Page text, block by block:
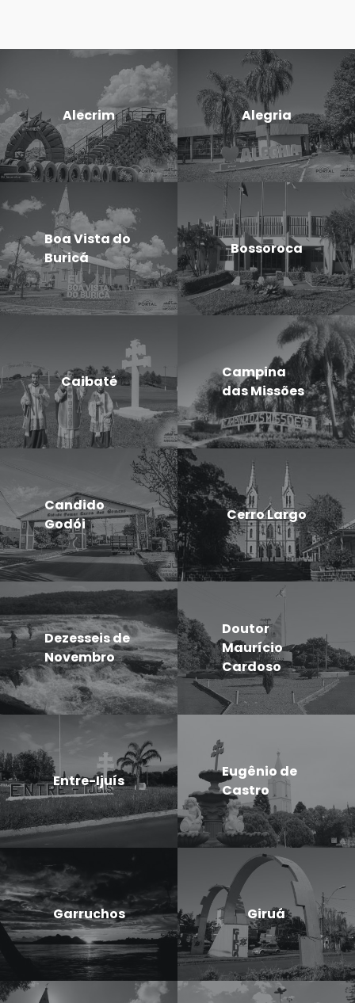
Alecrim Alegria
Boa Vista do
Buricá
Bossoroca
Caibaté
Campina
das Missões
Candido
Godói
Cerro Largo
Dezesseis de
Novembro
Doutor
Maurício
Cardoso
Entre-Ijuís
Eugênio de
Castro
Garruchos Giruá